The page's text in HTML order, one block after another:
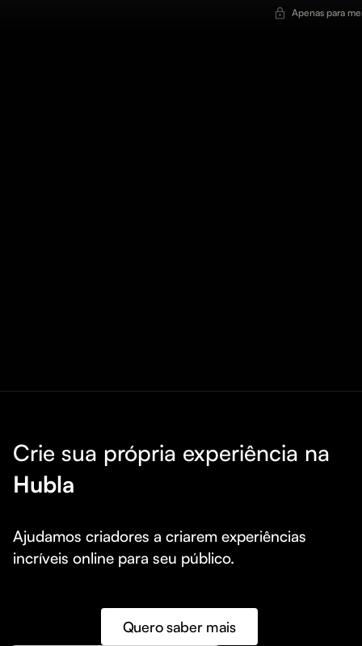
Apenas para
Crie sua própria experiência na
Hubla
Ajudamos criadores a criarem experiências
incríveis online para seu público.
Quero saber mais